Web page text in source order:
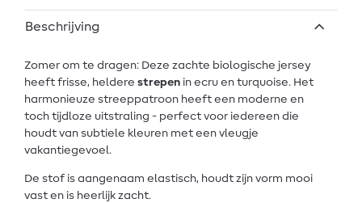
Beschrijving
Zomer om te dragen: Deze zachte biologische jersey
heeft frisse, heldere strepen in ecru en turquoise. Het
harmonieuze streeppatroon heeft een moderne en
toch tijdloze uitstraling - perfect voor iedereen die
houdt van subtiele kleuren met een vleugje
vakantiegevoel.
De stof is aangenaam elastisch, houdt zijn vorm mooi
vast en is heerlijk zacht.